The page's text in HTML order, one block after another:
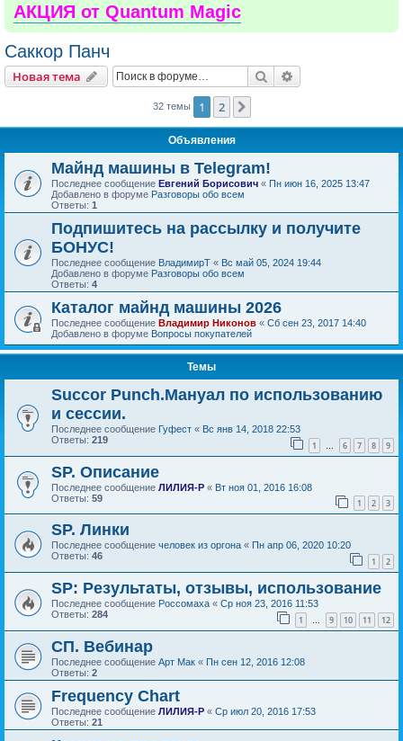
АКЦИЯ от Quantum Magic
Саккор Панч
Новая тема Поиск
32 темы 1 2
Объявления
Майнд машины в Telegram!
Последнее сообщение Евгений Борисович « Пн июн 16, 2025 13:47
Добавлено в форуме Разговоры обо всем
Ответы: 1
Подпишитесь на рассылку и получите
БОНУС!
Последнее сообщение ВладимирТ « Вс май 05, 2024 19:44
Добавлено в форуме Разговоры обо всем
Ответы: 4
Каталог майнд машины 2026
Последнее сообщение Владимир Никонов « Сб сен 23, 2017 14:40
Добавлено в форуме Вопросы покупателей
Темы
Succor Punch.Мануал по использованию
и сессии.
Последнее сообщение Гуфест « Вс янв 14, 2018 22:53
Ответы: 219 1 … 6 7 8 9
SP. Описание
Последнее сообщение ЛИЛИЯ-Р « Вт ноя 01, 2016 16:08
Ответы: 59 1 2 3
SP. Линки
Последнее сообщение человек из оргона « Пн апр 06, 2020 10:20
Ответы: 46 1 2
SP: Результаты, отзывы, использование
Последнее сообщение Россомаха « Ср ноя 23, 2016 11:53
Ответы: 284 1 … 9 10 11 12
СП. Вебинар
Последнее сообщение Арт Мак « Пн сен 12, 2016 12:08
Ответы: 2
Frequency Chart
Последнее сообщение ЛИЛИЯ-Р « Ср июл 20, 2016 17:53
Ответы: 21